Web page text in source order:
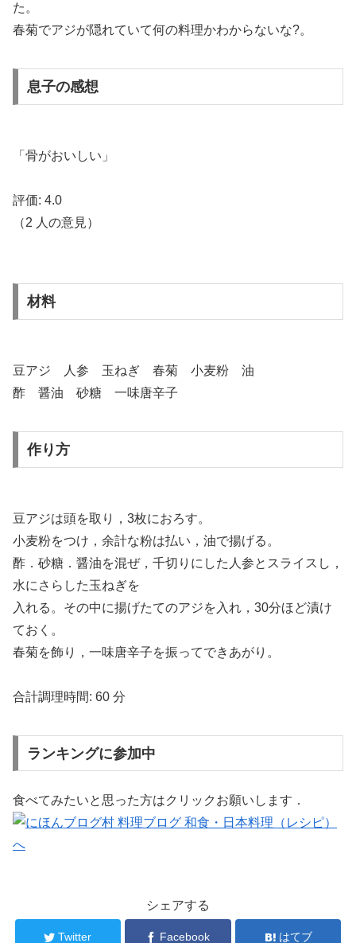
た。
春菊でアジが隠れていて何の料理かわからないな?。
息子の感想
「骨がおいしい」
評価: 4.0
（2 人の意見）
材料
豆アジ 人参 玉ねぎ 春菊 小麦粉 油
酢 醤油 砂糖 一味唐辛子
作り方
豆アジは頭を取り，3枚におろす。
小麦粉をつけ，余計な粉は払い，油で揚げる。
酢．砂糖．醤油を混ぜ，千切りにした人参とスライスし，
水にさらした玉ねぎを
入れる。その中に揚げたてのアジを入れ，30分ほど漬け
ておく。
春菊を飾り，一味唐辛子を振ってできあがり。
合計調理時間: 60 分
ランキングに参加中
食べてみたいと思った方はクリックお願いします．
シェアする
Twitter Facebook はてブ